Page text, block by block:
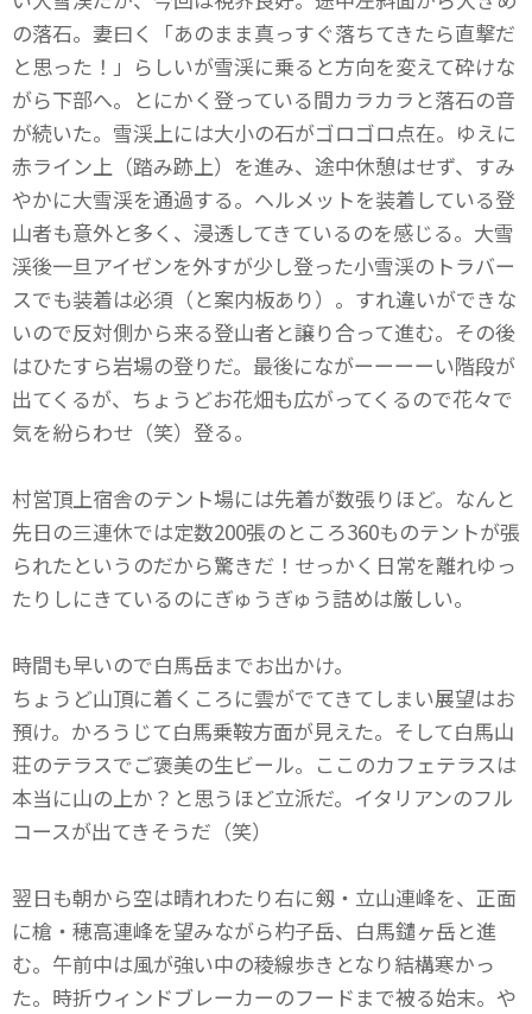
の落石。妻曰く「あのまま真っすぐ落ちてきたら直撃だ
と思った！」らしいが雪渓に乗ると方向を変えて砕けな
がら下部へ。とにかく登っている間カラカラと落石の音
が続いた。雪渓上には大小の石がゴロゴロ点在。ゆえに
赤ライン上（踏み跡上）を進み、途中休憩はせず、すみ
やかに大雪渓を通過する。ヘルメットを装着している登
山者も意外と多く、浸透してきているのを感じる。大雪
渓後一旦アイゼンを外すが少し登った小雪渓のトラバー
スでも装着は必須（と案内板あり）。すれ違いができな
いので反対側から来る登山者と譲り合って進む。その後
はひたすら岩場の登りだ。最後にながーーーーい階段が
出てくるが、ちょうどお花畑も広がってくるので花々で
気を紛らわせ（笑）登る。
村営頂上宿舎のテント場には先着が数張りほど。なんと
先日の三連休では定数200張のところ360ものテントが張
られたというのだから驚きだ！せっかく日常を離れゆっ
たりしにきているのにぎゅうぎゅう詰めは厳しい。
時間も早いので白馬岳までお出かけ。
ちょうど山頂に着くころに雲がでてきてしまい展望はお
預け。かろうじて白馬乗鞍方面が見えた。そして白馬山
荘のテラスでご褒美の生ビール。ここのカフェテラスは
本当に山の上か？と思うほど立派だ。イタリアンのフル
コースが出てきそうだ（笑）
翌日も朝から空は晴れわたり右に剱・立山連峰を、正面
に槍・穂高連峰を望みながら杓子岳、白馬鑓ヶ岳と進
む。午前中は風が強い中の稜線歩きとなり結構寒かっ
た。時折ウィンドブレーカーのフードまで被る始末。や